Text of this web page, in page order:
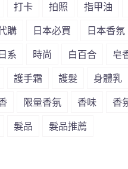
打卡 拍照 指甲油
購 日本必買 日本香氛
日系 時尚 白百合 皂
護手霜 護髮 身體乳
限量香氛 香味 香
髮品 髮品推薦